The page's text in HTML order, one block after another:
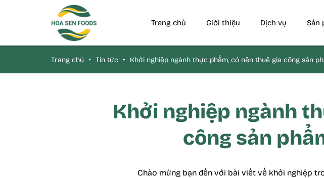
Trang chủ Giới thiệu Dịch vụ Sản
Trang chủ ‣ Tin tức ‣ Khởi nghiệp ngành thực phẩm, có nên thuê gia công sản
Khởi nghiệp ngành
công sản
Chào mừng bạn đến với bài viết về khởi nghiệp